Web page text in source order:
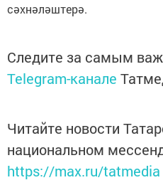
сәхнәләштерә.
Следите за самым
Telegram-канале
Читайте новости
национальном
https://max.ru/tatmedia